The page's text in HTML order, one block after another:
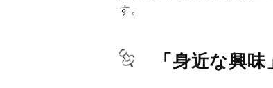
す。
「身近な興